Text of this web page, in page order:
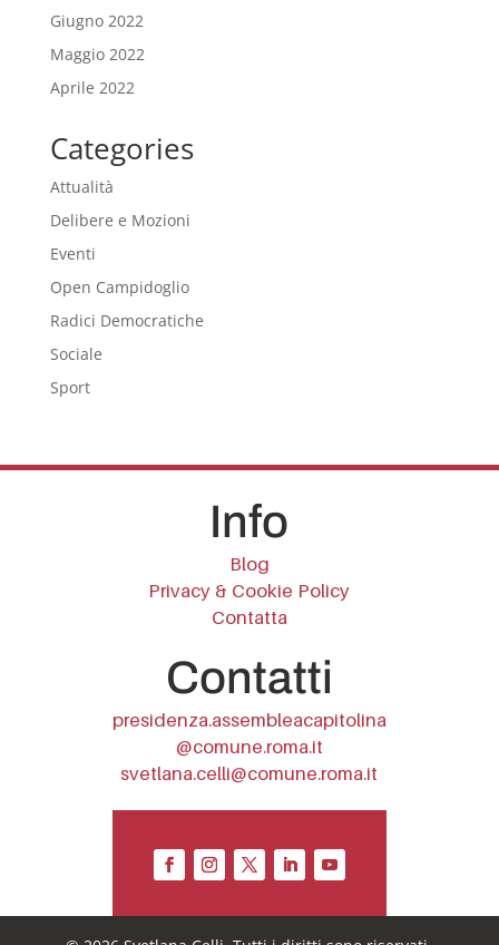
Giugno 2022
Maggio 2022
Aprile 2022
Categories
Attualità
Delibere e Mozioni
Eventi
Open Campidoglio
Radici Democratiche
Sociale
Sport
Info
Blog
Privacy & Cookie Policy
Contatta
Contatti
presidenza.assembleacapitolina
@comune.roma.it
svetlana.celli@comune.roma.it